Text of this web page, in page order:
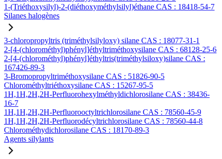
1-(Triéthoxysilyl)-2-(diéthoxyméthylsilyl)éthane CAS : 18418-54-7
Silanes halogènes
3-chloropropyltris (triméthylsilyloxy) silane CAS : 18077-31-1
2-[4-(chlorométhyl)phényl]éthyltriméthoxysilane CAS : 68128-25-6
2-[4-(chlorométhyl)phényl]éthyltris(triméthylsiloxy)silane CAS :
167426-89-3
3-Bromopropyltriméthoxysilane CAS : 51826-90-5
Chlorométhyltriéthoxysilane CAS : 15267-95-5
1H,1H,2H,2H-Perfluorohexylméthyldichlorosilane CAS : 38436-
16-7
1H,1H,2H,2H-Perfluorooctyltrichlorosilane CAS : 78560-45-9
1H,1H,2H,2H-Perfluorodécyltrichlorosilane CAS : 78560-44-8
Chlorométhydichlorosilane CAS : 18170-89-3
Agents silylants